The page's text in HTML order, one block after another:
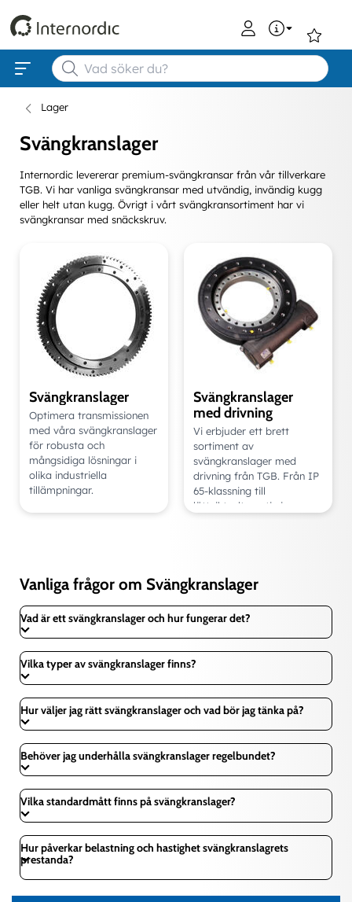
Lager
Svängkranslager
Internordic levererar premium-svängkransar från vår tillverkare
TGB. Vi har vanliga svängkransar med utvändig, invändig kugg
eller helt utan kugg. Övrigt i vårt svängkransortiment har vi
svängkransar med snäckskruv.
Svängkranslager
Optimera transmissionen
med våra svängkranslager
för robusta och
mångsidiga lösningar i
olika industriella
tillämpningar.
Svängkranslager
med drivning
Vi erbjuder ett brett
sortiment av
svängkranslager med
drivning från TGB. Från IP
65-klassning till
lättviktsalternativ i
Vanliga frågor om Svängkranslager
Vad är ett svängkranslager och hur fungerar det?
Vilka typer av svängkranslager finns?
Hur väljer jag rätt svängkranslager och vad bör jag tänka på?
Behöver jag underhålla svängkranslager regelbundet?
Vilka standardmått finns på svängkranslager?
Hur påverkar belastning och hastighet svängkranslagrets
prestanda?